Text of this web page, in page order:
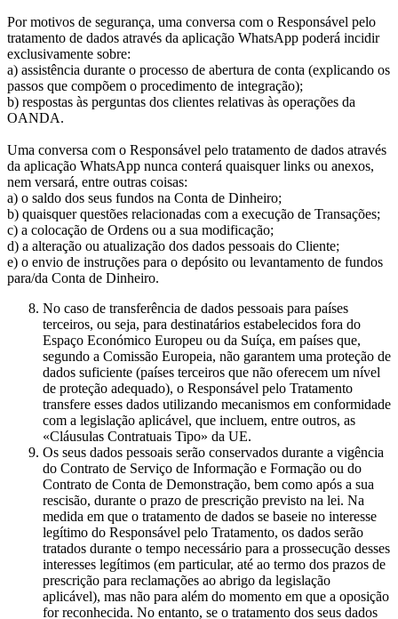
Por motivos de segurança, uma conversa com o Responsável pelo
tratamento de dados através da aplicação WhatsApp poderá incidir
exclusivamente sobre:
a) assistência durante o processo de abertura de conta (explicando os
passos que compõem o procedimento de integração);
b) respostas às perguntas dos clientes relativas às operações da
OANDA.
Uma conversa com o Responsável pelo tratamento de dados através
da aplicação WhatsApp nunca conterá quaisquer links ou anexos,
nem versará, entre outras coisas:
a) o saldo dos seus fundos na Conta de Dinheiro;
b) quaisquer questões relacionadas com a execução de Transações;
c) a colocação de Ordens ou a sua modificação;
d) a alteração ou atualização dos dados pessoais do Cliente;
e) o envio de instruções para o depósito ou levantamento de fundos
para/da Conta de Dinheiro.
No caso de transferência de dados pessoais para países
terceiros, ou seja, para destinatários estabelecidos fora do
Espaço Económico Europeu ou da Suíça, em países que,
segundo a Comissão Europeia, não garantem uma proteção de
dados suficiente (países terceiros que não oferecem um nível
de proteção adequado), o Responsável pelo Tratamento
transfere esses dados utilizando mecanismos em conformidade
com a legislação aplicável, que incluem, entre outros, as
«Cláusulas Contratuais Tipo» da UE.
Os seus dados pessoais serão conservados durante a vigência
do Contrato de Serviço de Informação e Formação ou do
Contrato de Conta de Demonstração, bem como após a sua
rescisão, durante o prazo de prescrição previsto na lei. Na
medida em que o tratamento de dados se baseie no interesse
legítimo do Responsável pelo Tratamento, os dados serão
tratados durante o tempo necessário para a prossecução desses
interesses legítimos (em particular, até ao termo dos prazos de
prescrição para reclamações ao abrigo da legislação
aplicável), mas não para além do momento em que a oposição
for reconhecida. No entanto, se o tratamento dos seus dados